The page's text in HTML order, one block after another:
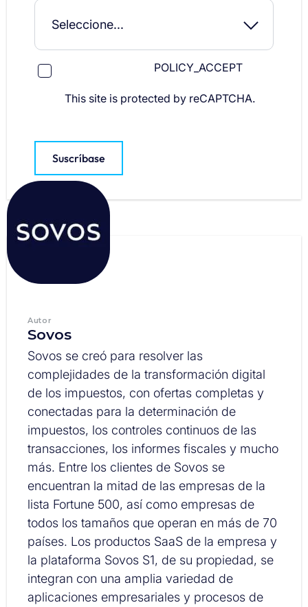
POLICY_ACCEPT
This site is protected by reCAPTCHA.
Suscríbase
Autor
Sovos
Sovos se creó para resolver las
complejidades de la transformación digital
de los impuestos, con ofertas completas y
conectadas para la determinación de
impuestos, los controles continuos de las
transacciones, los informes fiscales y mucho
más. Entre los clientes de Sovos se
encuentran la mitad de las empresas de la
lista Fortune 500, así como empresas de
todos los tamaños que operan en más de 70
países. Los productos SaaS de la empresa y
la plataforma Sovos S1, de su propiedad, se
integran con una amplia variedad de
aplicaciones empresariales y procesos de